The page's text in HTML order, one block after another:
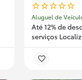
Aluguel de
Até 12% de
serviços